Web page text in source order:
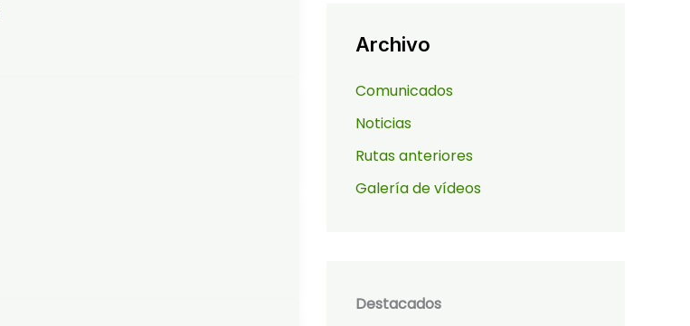
Archivo
Comunicados
Noticias
Rutas anteriores
Galería de vídeos
Destacados